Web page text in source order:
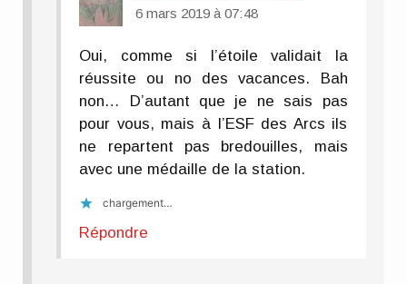
6 mars 2019 à 07:48
Oui, comme si l’étoile validait la
réussite ou no des vacances. Bah
non… D’autant que je ne sais pas
pour vous, mais à l’ESF des Arcs ils
ne repartent pas bredouilles, mais
avec une médaille de la station.
chargement…
Répondre